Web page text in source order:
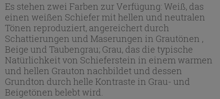
Es stehen zwei Farben zur Verfügung: Weiß, das
einen weißen Schiefer mit hellen und neutralen
Tönen reproduziert, angereichert durch
Schattierungen und Maserungen in Grautönen ,
Beige und Taubengrau; Grau, das die typische
Natürlichkeit von Schieferstein in einem warmen
und hellen Grauton nachbildet und dessen
Grundton durch helle Kontraste in Grau- und
Beigetönen belebt wird.